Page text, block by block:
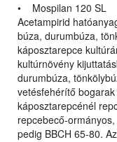
• Mospilan 120 SL
Acetampirid
búza, durumbúza,
káposztarepce
kultúrnövény
durumbúza,
vetésfehérítő
káposztarepcénél
repcebecő-
pedig BBCH 65-80.